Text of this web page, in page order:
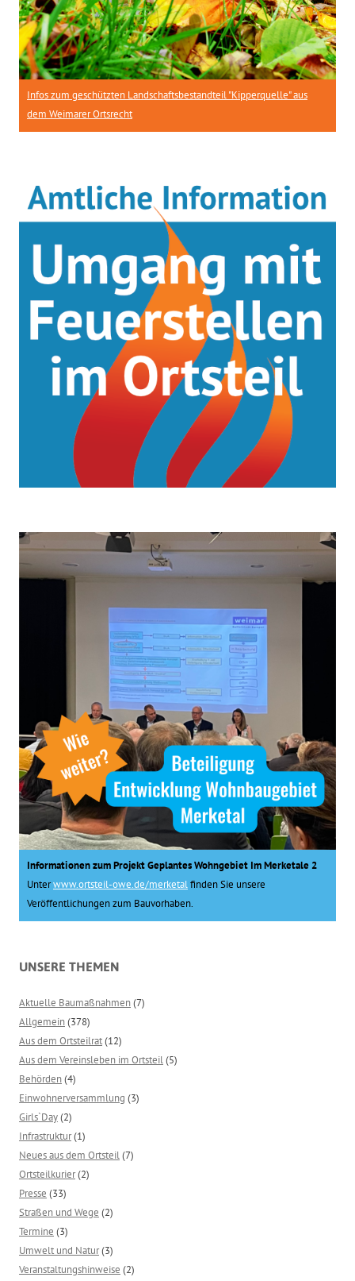
Infos zum geschützten Landschaftsbestandteil "Kipperquelle" aus
dem Weimarer Ortsrecht
Informationen zum Projekt Geplantes Wohngebiet Im Merketale 2
Unterwww.ortsteil-owe.de/merketalfinden Sie unsere
Veröffentlichungen zum Bauvorhaben.
UNSERE THEMEN
Aktuelle Baumaßnahmen(7)
Allgemein(378)
Aus dem Ortsteilrat(12)
Aus dem Vereinsleben im Ortsteil(5)
Behörden(4)
Einwohnerversammlung (3)
Girls`Day(2)
Infrastruktur(1)
Neues aus dem Ortsteil(7)
Ortsteilkurier(2)
Presse (33)
Straßen und Wege (2)
Termine (3)
Umwelt und Natur(3)
Veranstaltungshinweise (2)